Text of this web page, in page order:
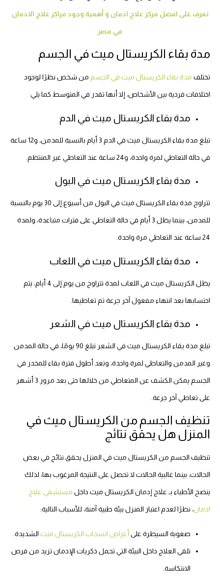
تعرف على افضل مركز علاج ادمان و أهمية وجود مراكز علاج الادمان
في مصر
مدة بقاء الكريستال ميث في الجسم
تختلف مدة بقاء الكريستال ميث في الجسم من شخص نظرًا لوجود
اختلافات فردية بين الأشخاص، إلا أنها تقدر في المتوسط كما يلي:
مدة بقاء الكريستال ميث في الدم
تبلغ مدة بقاء الكريستال ميث في الدم 3 أيام بالنسبة للمدمن، و12 ساعة
في حالة التعاطي لمرة واحدة، و24 ساعة عند التعاطي غير المنتظم.
مدة بقاء الكريستال ميث في البول
تتراوح مدة بقاء الكريستال ميث في البول من أسبوع إلى 30 يوم بالنسبة
للمدمن، بينما يظل 3 أيام في حالة التعاطي على فترات متباعدة، ولمدة
24 ساعة عند التعاطي مرة واحدة.
مدة بقاء الكريستال ميث في اللعاب
يظل الكريستال ميث في اللعاب لمدة تتراوح من يوم إلى 4 أيام، يتم
احتسابها بعد انتهاء مفعول آخر جرعة تم تعاطيها.
مدة بقاء الكريستال ميث في الشعر
تبلغ مدة بقاء الكريستال ميث في الشعر تبلغ 90 يومًا، في حالة المدمن
وغير المدمن والتعاطي لمرة واحدة، وتعد أطول فترة بقاء للمخدر في
الجسم يمكن الكشف عن المتعاطي من خلالها حتى بعد مرور 3 أشهر
على تعاطي آخر جرعة.
تنظيف الجسم من الكريستال ميث في
المنزل هل يحقق نتائج
تنظيف الجسم من الكريستال ميث في المنزل يحقق نتائج في بعض
الحالات، بينما غالبية الحالات لا تحصل على النتيجة المرغوب بها، لذلك
ينصح الأطباء بـ علاج إدمان الكريستال ميث داخل مستشفي علاج
ادمان، نظرًا لعدم اعتبار المنزل بيئة طبية آمنة، للأسباب التالية:
صعوبة السيطرة على أعراض انسحاب الكريستال ميث الشديدة.
تلقي العلاج داخل البيئة التي تحمل ذكريات الإدمان تزيد من فرص
الانتكاسة.